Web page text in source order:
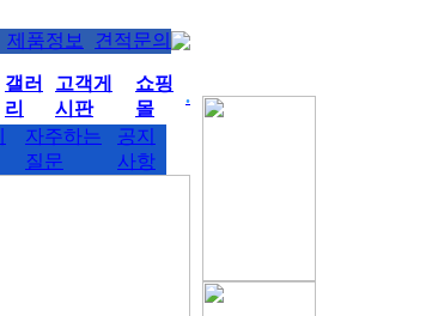
제품정보 견적문의
갤러
리
고객게
시판
쇼핑
몰
.
자주하는
질문
공지
사항